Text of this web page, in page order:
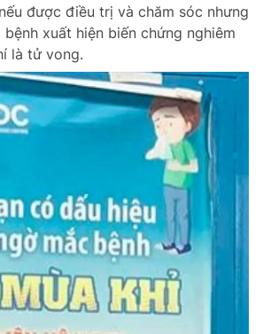
được điều trị và chăm sóc nhưng
xuất hiện biến chứng nghiêm
là tử vong.